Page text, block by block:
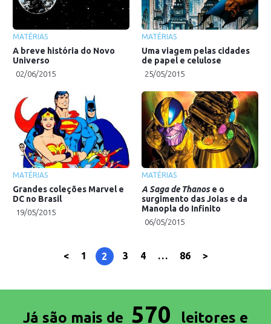
MATÉRIAS
A breve história do Novo
Universo
02/06/2015
MATÉRIAS
Uma viagem pelas cidades
de papel e celulose
25/05/2015
MATÉRIAS
Grandes coleções Marvel e
DC no Brasil
19/05/2015
MATÉRIAS
A Saga de Thanose o
surgimento das Joias e da
Manopla do Infinito
06/05/2015
< 1 2 3 4 … 86 >
Já são mais de 570 leitores e